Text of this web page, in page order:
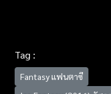
Tag :
Fantasy แฟนตาซี